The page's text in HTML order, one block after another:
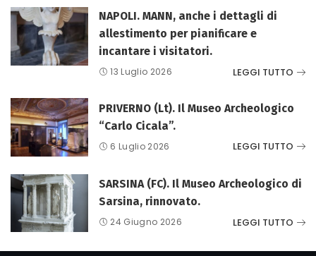
NAPOLI. MANN, anche i dettagli di
allestimento per pianificare e
incantare i visitatori.
13 Luglio 2026 LEGGI TUTTO
PRIVERNO (Lt). Il Museo Archeologico
“Carlo Cicala”.
6 Luglio 2026 LEGGI TUTTO
SARSINA (FC). Il Museo Archeologico di
Sarsina, rinnovato.
24 Giugno 2026 LEGGI TUTTO